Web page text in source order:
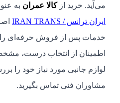
می‌آید. خرید ازکالا عمران به
ایران ترانس / IRAN TRANS
خدمات پس از فروش حرفه‌ای را
اطمینان از انتخاب درست،
لوازم جانبی مورد نیاز خود را
مشاوران فنی تماس بگیرید.